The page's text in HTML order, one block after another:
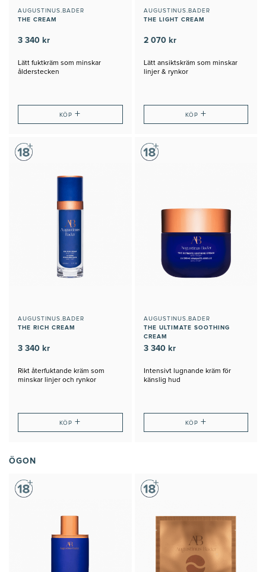
AUGUSTINUS.BADER
THE CREAM
3 340 kr
Lätt fuktkräm som minskar
ålderstecken
KÖP+
AUGUSTINUS.BADER
THE LIGHT CREAM
2 070 kr
Lätt ansiktskräm som minskar
linjer & rynkor
KÖP +
AUGUSTINUS.BADER
THE RICH CREAM
3 340 kr
Rikt återfuktande kräm som
minskar linjer och rynkor
KÖP+
AUGUSTINUS.BADER
THE ULTIMATE SOOTHING
CREAM
3 340 kr
Intensivt lugnande kräm för
känslig hud
KÖP +
ÖGON